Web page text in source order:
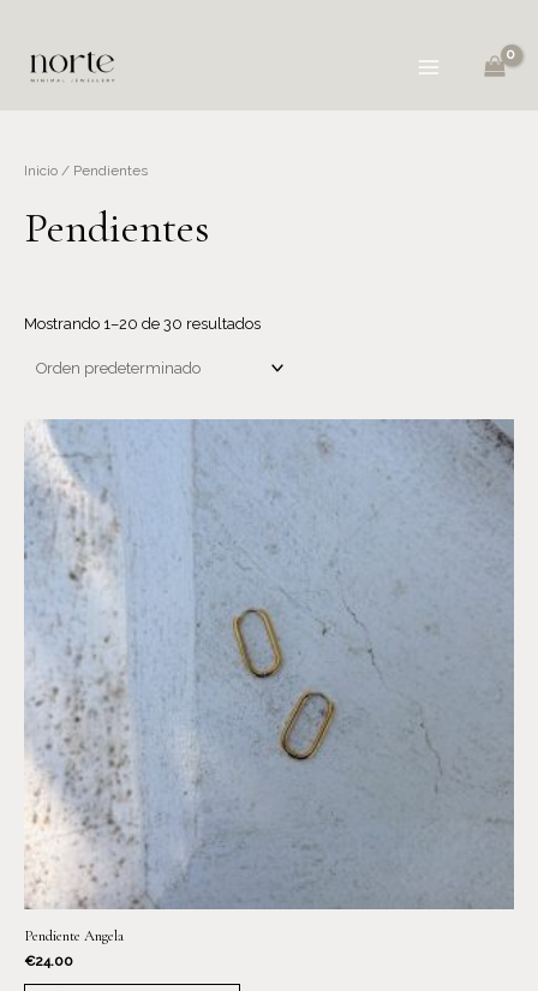
Inicio / Pendientes
Pendientes
Mostrando 1–20 de 30 resultados
Pendiente Angela
€24.00